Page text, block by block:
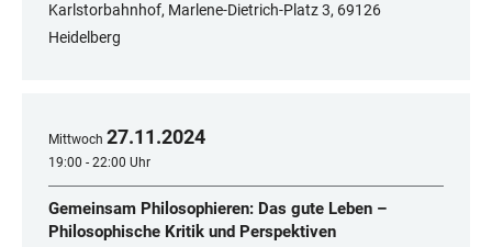
Karlstorbahnhof, Marlene-Dietrich-Platz 3, 69126
Heidelberg
Mittwoch 27.11.2024
19:00 - 22:00 Uhr
Gemeinsam Philosophieren: Das gute Leben –
Philosophische Kritik und Perspektiven